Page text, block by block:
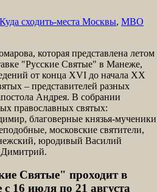
Куда сходить-места Москвы, МВО
которая представлена летом
"Русские Святые" в Манеже,
от конца XVI до начала XX
– представителей разных
Андрея. В собрании
православных святых:
благоверные князья-мученики
московские святители,
юродивый Василий
Димитрий.
Святые" проходит в
16 июля по 21 августа